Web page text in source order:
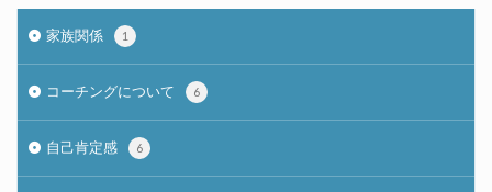
家族関係 1
コーチングについて 6
自己肯定感 6